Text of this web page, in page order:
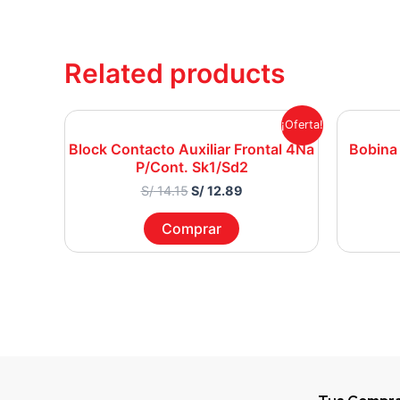
Related products
¡Oferta!
Block Contacto Auxiliar Frontal 4Na
P/Cont. Sk1/Sd2
S/14.15
was:
S/ 14.15.
S/12.89
Current
is:
S/ 12.89.
Comprar